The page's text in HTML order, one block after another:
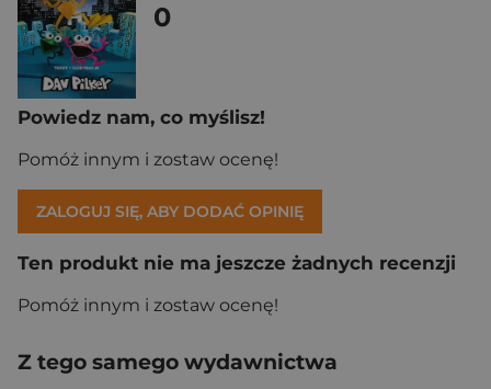
0
Powiedz nam, co myślisz!
Pomóż innym i zostaw ocenę!
ZALOGUJ SIĘ, ABY DODAĆ OPINIĘ
Ten produkt nie ma jeszcze żadnych recenzji
Pomóż innym i zostaw ocenę!
Z tego samego wydawnictwa